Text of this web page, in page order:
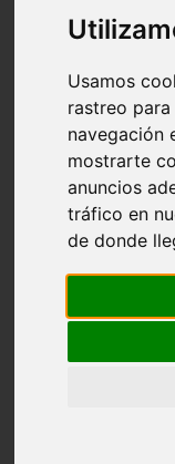
Usamos
rastreo
navegación
mostrarte
anuncios
tráfico en
de donde
Cantabria -
Sevilla -
Málaga - júzcar
Huesca -
Huesca -
Lleida - alt-àneu
Córdoba -
Navarra -
Cantabria -
Barcelona - la-
Murcia -
Madrid - nuevo-